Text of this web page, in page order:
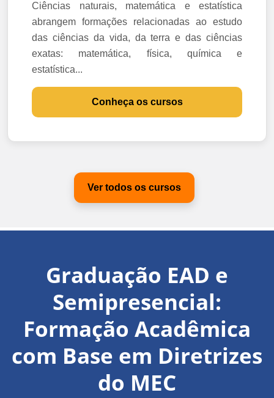
Ciências naturais, matemática e estatística
abrangem formações relacionadas ao estudo
das ciências da vida, da terra e das ciências
exatas: matemática, física, química e
estatística...
Conheça os cursos
Ver todos os cursos
Graduação EAD e
Semipresencial:
Formação Acadêmica
com Base em Diretrizes
do MEC